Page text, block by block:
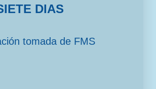
DIAS
tomada de FMS